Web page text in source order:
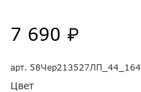
арт. 58Чер213527ЛП_44_164
Цвет
7 690 ₽